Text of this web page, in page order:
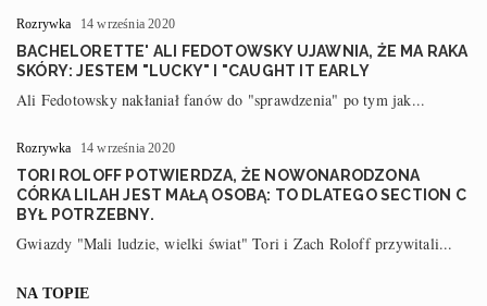
Rozrywka 14 września 2020
BACHELORETTE' ALI FEDOTOWSKY UJAWNIA, ŻE MA RAKA
SKÓRY: JESTEM "LUCKY" I "CAUGHT IT EARLY
Ali Fedotowsky nakłaniał fanów do "sprawdzenia" po tym jak...
Rozrywka 14 września 2020
TORI ROLOFF POTWIERDZA, ŻE NOWONARODZONA
CÓRKA LILAH JEST MAŁĄ OSOBĄ: TO DLATEGO SECTION C
BYŁ POTRZEBNY.
Gwiazdy "Mali ludzie, wielki świat" Tori i Zach Roloff przywitali...
NA TOPIE